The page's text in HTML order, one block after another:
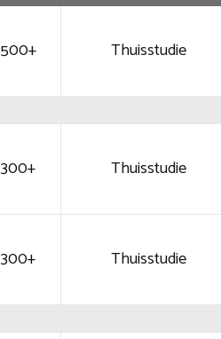
500+ Thuisstudie
300+ Thuisstudie
300+ Thuisstudie